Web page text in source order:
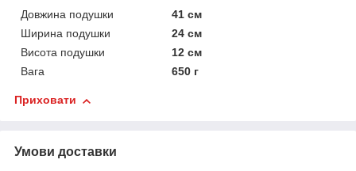
Довжина подушки
41 см
Ширина подушки
24 см
Висота подушки
12 см
Вага
650 г
Приховати
Умови доставки